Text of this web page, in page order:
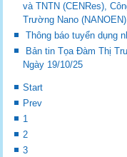
và TNTN (CENRes),
Trường Nano
Thông báo tuyển dụng
Bản tin Tọa Đàm Thị
Ngày 19/10/25
Start
Prev
1
2
3